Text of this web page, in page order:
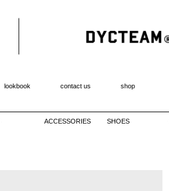
lookbook contact us shop
ACCESSORIES SHOES